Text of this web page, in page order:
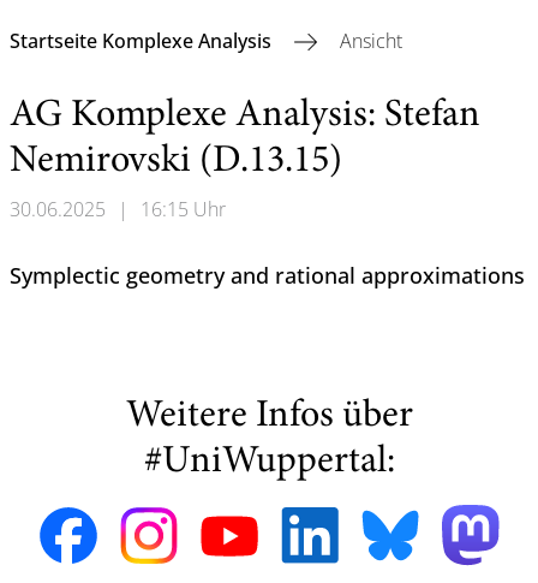
Startseite Komplexe Analysis Ansicht
AG Komplexe Analysis: Stefan
Nemirovski (D.13.15)
30.06.2025 | 16:15 Uhr
Symplectic geometry and rational approximations
Weitere Infos über
#UniWuppertal: